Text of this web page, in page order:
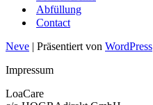
Abfüllung
Contact
Neve | Präsentiert von WordPress
Impressum
LoaCare